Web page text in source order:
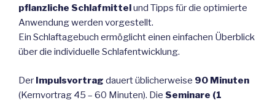
pflanzliche Schlafmittel und Tipps für die optimierte
Anwendung werden vorgestellt.
Ein Schlaftagebuch ermöglicht einen einfachen Überblick
über die individuelle Schlafentwicklung.
Der Impulsvortrag dauert üblicherweise 90 Minuten
(Kernvortrag 45 – 60 Minuten). Die Seminare (1